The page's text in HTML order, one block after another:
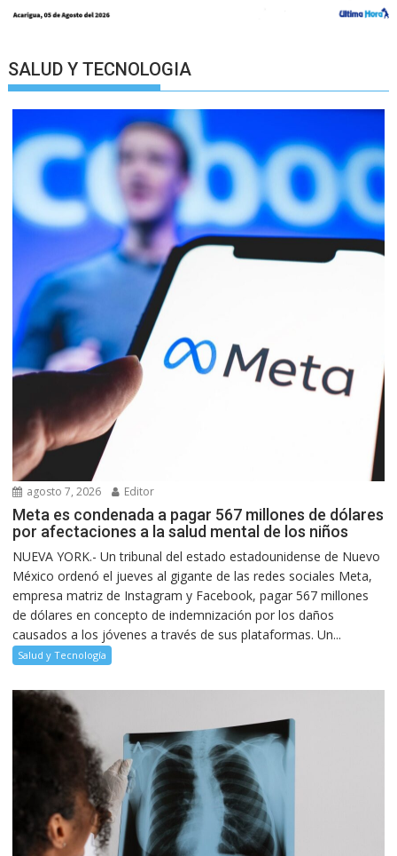
SALUD Y TECNOLOGIA
agosto 7, 2026 Editor
Meta es condenada a pagar 567 millones de dólares
por afectaciones a la salud mental de los niños
NUEVA YORK.- Un tribunal del estado estadounidense de Nuevo
México ordenó el jueves al gigante de las redes sociales Meta,
empresa matriz de Instagram y Facebook, pagar 567 millones
de dólares en concepto de indemnización por los daños
causados a los jóvenes a través de sus plataformas. Un...
Salud y Tecnología